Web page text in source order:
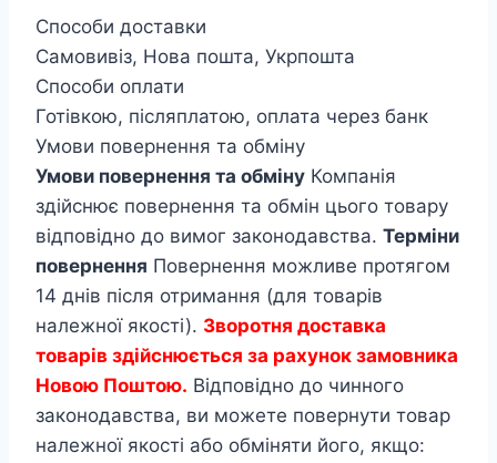
Способи доставки
Самовивіз, Нова пошта, Укрпошта
Способи оплати
Готівкою, післяплатою, оплата через банк
Умови повернення та обміну
Умови повернення та обміну Компанія
здійснює повернення та обмін цього товару
відповідно до вимог законодавства. Терміни
повернення Повернення можливе протягом
14 днів після отримання (для товарів
належної якості). Зворотня доставка
товарів здійснюється за рахунок замовника
Новою Поштою. Відповідно до чинного
законодавства, ви можете повернути товар
належної якості або обміняти його, якщо: